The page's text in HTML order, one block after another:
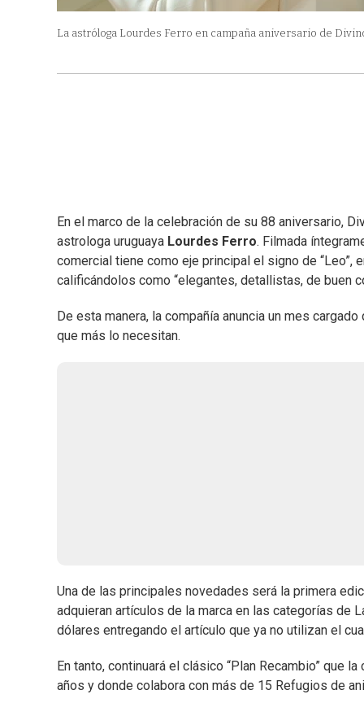
La astróloga Lourdes Ferro en campaña aniversario de
En el marco de la celebración de su 88 aniversario,
astrologa uruguaya Lourdes Ferro. Filmada
comercial tiene como eje principal el signo de
calificándolos como “elegantes, detallistas, de buen
De esta manera, la compañía anuncia un mes
que más lo necesitan.
Una de las principales novedades será la primera
adquieran artículos de la marca en las categorías de
dólares entregando el artículo que ya no utilizan el
En tanto, continuará el clásico “Plan Recambio” que
años y donde colabora con más de 15 Refugios de